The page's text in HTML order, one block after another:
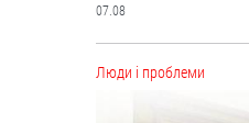
07.08
Люди і проблеми